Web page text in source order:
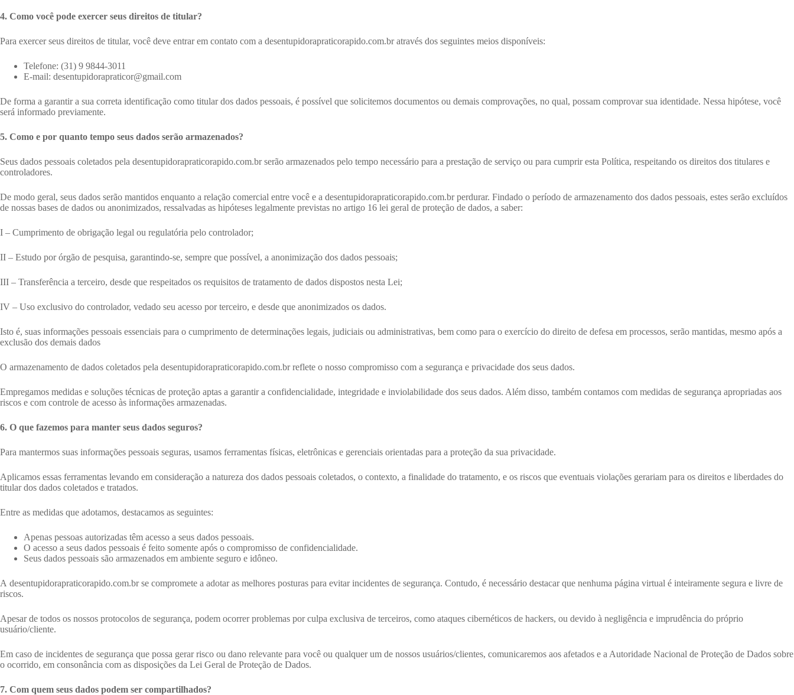
4. Como você pode exercer seus direitos de titular?
Para exercer seus direitos de titular, você deve entrar em contato com a desentupidorapraticorapido.com.br através dos seguintes meios disponíveis:
Telefone: (31) 9 9844-3011
E-mail: desentupidorapraticor@gmail.com
De forma a garantir a sua correta identificação como titular dos dados pessoais, é possível que solicitemos documentos ou demais comprovações, no qual, possam comprovar sua identidade. Nessa hipótese, você
será informado previamente.
5. Como e por quanto tempo seus dados serão armazenados?
Seus dados pessoais coletados pela desentupidorapraticorapido.com.br serão armazenados pelo tempo necessário para a prestação de serviço ou para cumprir esta Política, respeitando os direitos dos titulares e
controladores.
De modo geral, seus dados serão mantidos enquanto a relação comercial entre você e a desentupidorapraticorapido.com.br perdurar. Findado o período de armazenamento dos dados pessoais, estes serão excluídos
de nossas bases de dados ou anonimizados, ressalvadas as hipóteses legalmente previstas no artigo 16 lei geral de proteção de dados, a saber:
I – Cumprimento de obrigação legal ou regulatória pelo controlador;
II – Estudo por órgão de pesquisa, garantindo-se, sempre que possível, a anonimização dos dados pessoais;
III – Transferência a terceiro, desde que respeitados os requisitos de tratamento de dados dispostos nesta Lei;
IV – Uso exclusivo do controlador, vedado seu acesso por terceiro, e desde que anonimizados os dados.
Isto é, suas informações pessoais essenciais para o cumprimento de determinações legais, judiciais ou administrativas, bem como para o exercício do direito de defesa em processos, serão mantidas, mesmo após a
exclusão dos demais dados
O armazenamento de dados coletados pela desentupidorapraticorapido.com.br reflete o nosso compromisso com a segurança e privacidade dos seus dados.
Empregamos medidas e soluções técnicas de proteção aptas a garantir a confidencialidade, integridade e inviolabilidade dos seus dados. Além disso, também contamos com medidas de segurança apropriadas aos
riscos e com controle de acesso às informações armazenadas.
6. O que fazemos para manter seus dados seguros?
Para mantermos suas informações pessoais seguras, usamos ferramentas físicas, eletrônicas e gerenciais orientadas para a proteção da sua privacidade.
Aplicamos essas ferramentas levando em consideração a natureza dos dados pessoais coletados, o contexto, a finalidade do tratamento, e os riscos que eventuais violações gerariam para os direitos e liberdades do
titular dos dados coletados e tratados.
Entre as medidas que adotamos, destacamos as seguintes:
Apenas pessoas autorizadas têm acesso a seus dados pessoais.
O acesso a seus dados pessoais é feito somente após o compromisso de confidencialidade.
Seus dados pessoais são armazenados em ambiente seguro e idôneo.
A desentupidorapraticorapido.com.br se compromete a adotar as melhores posturas para evitar incidentes de segurança. Contudo, é necessário destacar que nenhuma página virtual é inteiramente segura e livre de
riscos.
Apesar de todos os nossos protocolos de segurança, podem ocorrer problemas por culpa exclusiva de terceiros, como ataques cibernéticos de hackers, ou devido à negligência e imprudência do próprio
usuário/cliente.
Em caso de incidentes de segurança que possa gerar risco ou dano relevante para você ou qualquer um de nossos usuários/clientes, comunicaremos aos afetados e a Autoridade Nacional de Proteção de Dados sobre
o ocorrido, em consonância com as disposições da Lei Geral de Proteção de Dados.
7. Com quem seus dados podem ser compartilhados?